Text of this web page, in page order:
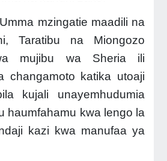
mzingatie maadili na
Taratibu na Miongozo
mujibu wa Sheria ili
changamoto katika utoaji
kujali unayemhudumia
haumfahamu kwa lengo la
kazi kwa manufaa ya